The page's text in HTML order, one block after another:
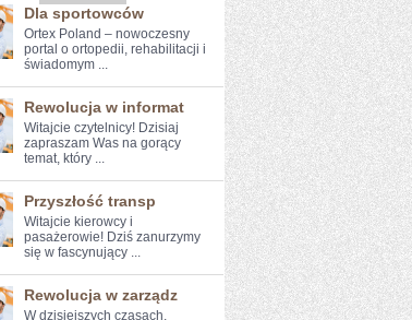
Dla sportowców
Ortex Poland – nowoczesny
portal o ortopedii, rehabilitacji i
świadomym ...
Rewolucja w informat
Witajcie czytelnicy! Dzisiaj
zapraszam Was na gorący
temat, który ...
Przyszłość transp
Witajcie kierowcy⁢ i
pasażerowie! Dziś ⁢zanurzymy
się w ‍fascynujący​ ...
Rewolucja w zarządz
W dzisiejszych czasach,